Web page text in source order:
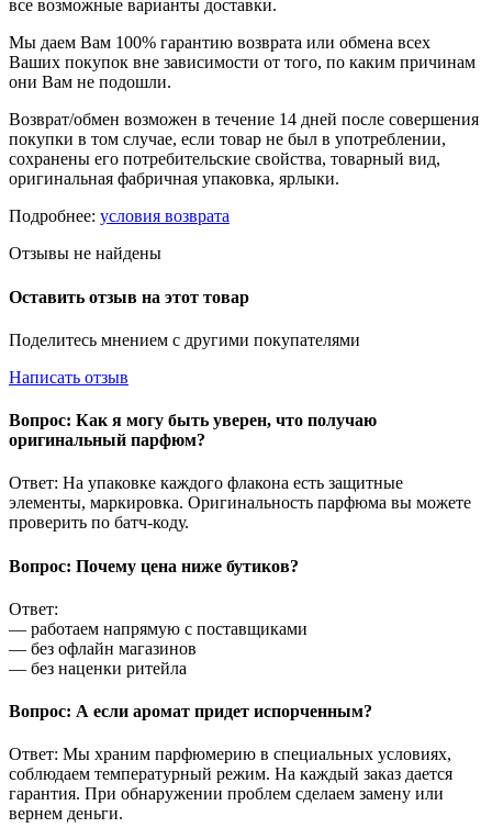
все возможные варианты доставки.
Мы даем Вам 100% гарантию возврата или обмена всех
Ваших покупок вне зависимости от того, по каким причинам
они Вам не подошли.
Возврат/обмен возможен в течение 14 дней после совершения
покупки в том случае, если товар не был в употреблении,
сохранены его потребительские свойства, товарный вид,
оригинальная фабричная упаковка, ярлыки.
Подробнее: условия возврата
Отзывы не найдены
Оставить отзыв на этот товар
Поделитесь мнением с другими покупателями
Написать отзыв
Вопрос: Как я могу быть уверен, что получаю
оригинальный парфюм?
Ответ: На упаковке каждого флакона есть защитные
элементы, маркировка. Оригинальность парфюма вы можете
проверить по батч-коду.
Вопрос: Почему цена ниже бутиков?
Ответ:
— работаем напрямую с поставщиками
— без офлайн магазинов
— без наценки ритейла
Вопрос: А если аромат придет испорченным?
Ответ: Мы храним парфюмерию в специальных условиях,
соблюдаем температурный режим. На каждый заказ дается
гарантия. При обнаружении проблем сделаем замену или
вернем деньги.